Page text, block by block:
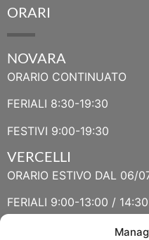
ORARI
NOVARA
ORARIO CONTINUATO
FERIALI 8:30-19:30
FESTIVI 9:00-19:30
VERCELLI
ORARIO ESTIVO DAL 06/
FERIALI 9:00-13:00 /
FESTIVI 9:30-13:00 /